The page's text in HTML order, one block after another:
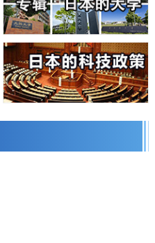
持危机感——中央大学平野晋教
细胞包裹保护受损神经细胞的机
病疗法
久性的材料设计开辟道路
色成分可抑制老化与炎症，有望
因疗法，利用超小型GAD67启动
激素波动叠加所致